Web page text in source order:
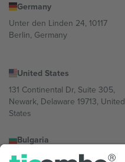
Germany
Unter den Linden 24, 10117
Berlin, Germany
United States
131 Continental Dr, Suite 305,
Newark, Delaware 19713, United
States
Bulgaria
Regus Sofia City West, bul